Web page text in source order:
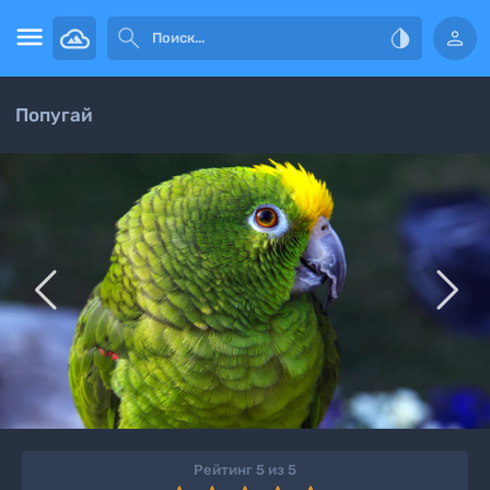
   
Попугай
 
Рейтинг 5 из 5